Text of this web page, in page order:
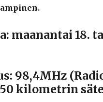
.
maanantai 18.
98,4MHz
kilometrin